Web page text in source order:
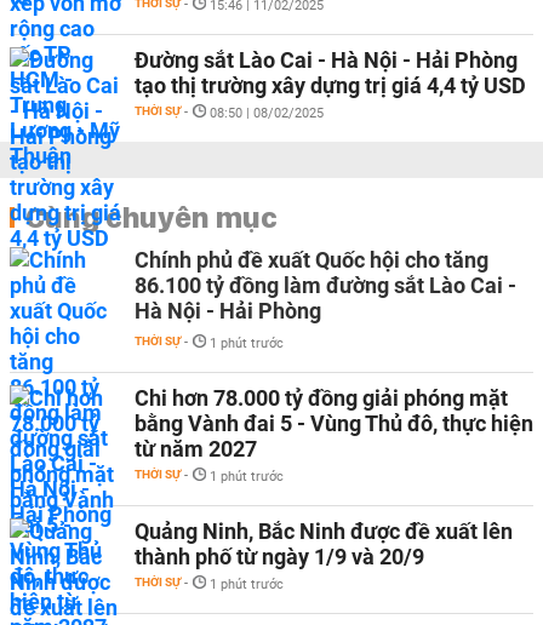
THỜI SỰ - 15:46 | 11/02/2025
Đường sắt Lào Cai - Hà Nội - Hải Phòng
tạo thị trường xây dựng trị giá 4,4 tỷ USD
THỜI SỰ - 08:50 | 08/02/2025
Cùng chuyên mục
Chính phủ đề xuất Quốc hội cho tăng
86.100 tỷ đồng làm đường sắt Lào Cai -
Hà Nội - Hải Phòng
THỜI SỰ - 1 phút trước
Chi hơn 78.000 tỷ đồng giải phóng mặt
bằng Vành đai 5 - Vùng Thủ đô, thực hiện
từ năm 2027
THỜI SỰ - 1 phút trước
Quảng Ninh, Bắc Ninh được đề xuất lên
thành phố từ ngày 1/9 và 20/9
THỜI SỰ - 1 phút trước